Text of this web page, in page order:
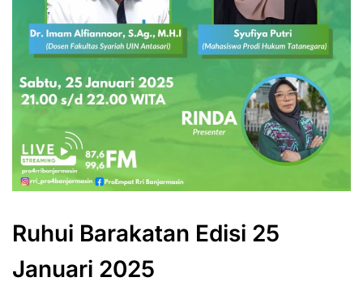
Ruhui Barakatan Edisi 25
Januari 2025